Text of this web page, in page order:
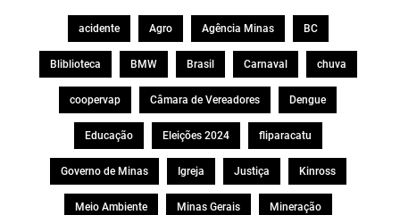
acidente Agro Agência Minas BC
Bliblioteca BMW Brasil Carnaval chuva
coopervap Câmara de Vereadores Dengue
Educação Eleições 2024 fliparacatu
Governo de Minas Igreja Justiça Kinross
Meio Ambiente Minas Gerais Mineração